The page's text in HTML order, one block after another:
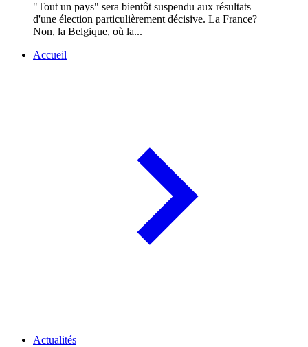
"Tout un pays" sera bientôt suspendu aux résultats
d'une élection particulièrement décisive. La France?
Non, la Belgique, où la...
Accueil
Actualités